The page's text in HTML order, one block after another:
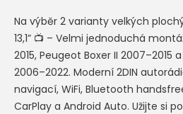
Na výběr 2 varianty velkých
13,1” 📺 – Velmi jednoduchá
2015, Peugeot Boxer II 2007–2015 a
2006–2022. Moderní 2DIN
navigací, WiFi, Bluetooth
CarPlay a Android Auto. Užijte si